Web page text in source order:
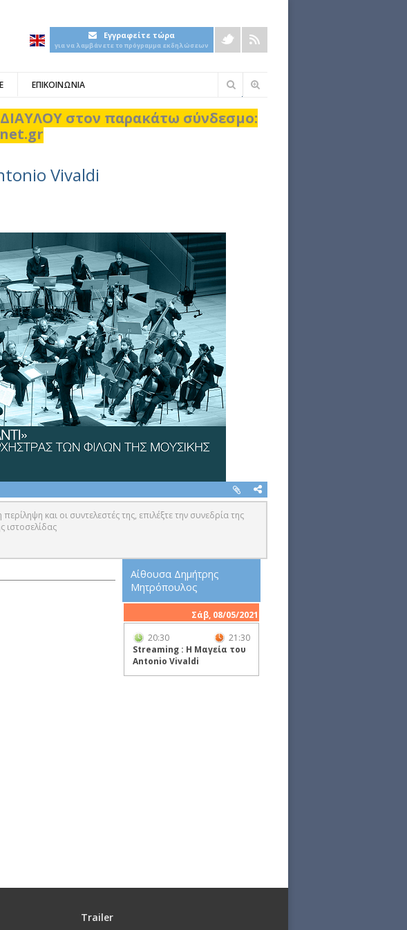
Εγγραφείτε τώρα
για να λαμβάνετε το πρόγραμμα εκδηλώσεων
ΕΠΙΚΟΙΝΩΝΙΑ
Φόρμα
αναζήτησης
στον παρακάτω σύνδεσμο:
Vivaldi
και οι συντελεστές της, επιλέξτε την συνεδρία της
ιστοσελίδας
Αίθουσα Δημήτρης
Μητρόπουλος
Σάβ, 08/05/2021
20:30
21:30
Streaming : Η Μαγεία του
Antonio Vivaldi
Trailer